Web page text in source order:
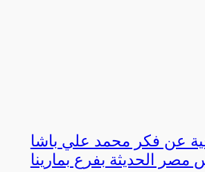
عن فكر محمد علي باشا
الحديثة بفرع بمارينا